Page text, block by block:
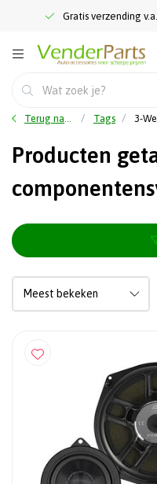
Gratis verzending
Terug naar home Tags
Producten